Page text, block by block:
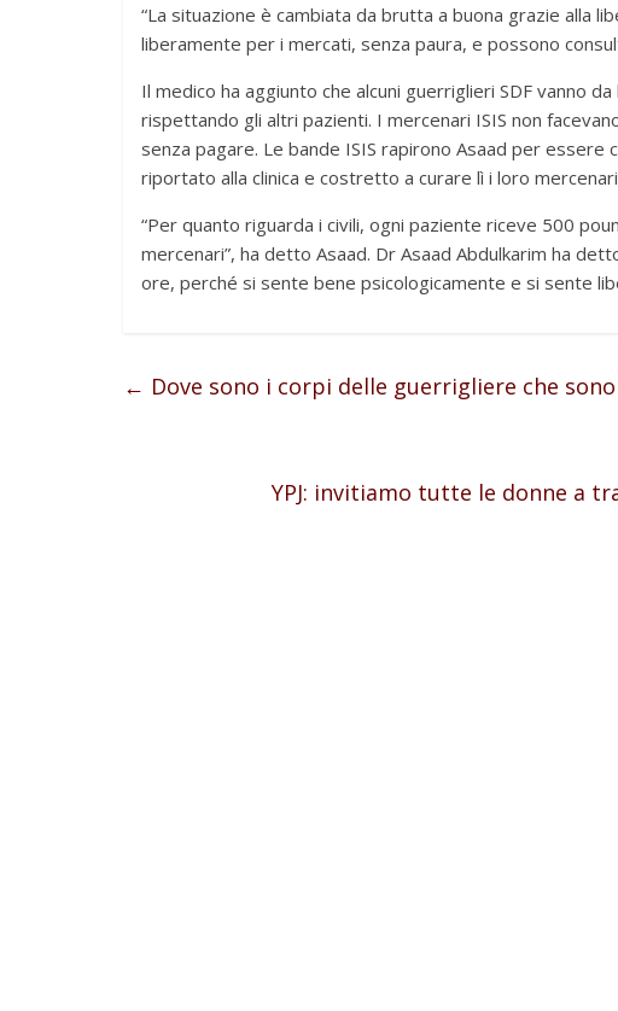
“La situazione è cambiata da brutta a buona grazie alla
liberamente per i mercati, senza paura, e possono
Il medico ha aggiunto che alcuni guerriglieri SDF vanno
rispettando gli altri pazienti. I mercenari ISIS non
senza pagare. Le bande ISIS rapirono Asaad per essere
riportato alla clinica e costretto a curare lì i loro
“Per quanto riguarda i civili, ogni paziente riceve 500
mercenari”, ha detto Asaad. Dr Asaad Abdulkarim ha
ore, perché si sente bene psicologicamente e si sente
← Dove sono i corpi delle guerrigliere che
YPJ: invitiamo tutte le donne a